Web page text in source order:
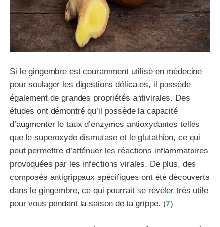
Si le gingembre est couramment utilisé en médecine
pour soulager les digestions délicates, il possède
également de grandes propriétés antivirales. Des
études ont démontré qu’il possède la capacité
d’augmenter le taux d’enzymes antioxydantes telles
que le superoxyde dismutase et le glutathion, ce qui
peut permettre d’atténuer les réactions inflammatoires
provoquées par les infections virales. De plus, des
composés antigrippaux spécifiques ont été découverts
dans le gingembre, ce qui pourrait se révéler très utile
pour vous pendant la saison de la grippe. (7)